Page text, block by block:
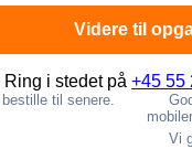
Videre til
Ring i stedet på+45 55
til senere.
Vi